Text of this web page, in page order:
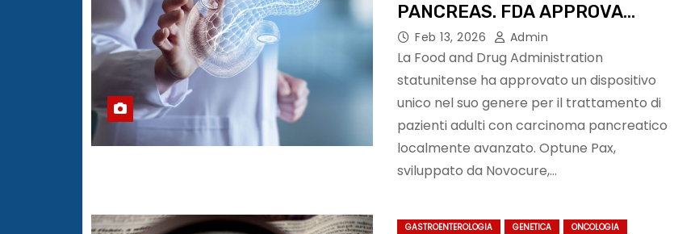
PANCREAS. FDA APPROVA
TRATTAMENTO INNOVATIVO
Feb 13, 2026 Admin
La Food and Drug Administration
statunitense ha approvato un dispositivo
unico nel suo genere per il trattamento di
pazienti adulti con carcinoma pancreatico
localmente avanzato. Optune Pax,
sviluppato da Novocure,…
GASTROENTEROLOGIA GENETICA
ONCOLOGIA